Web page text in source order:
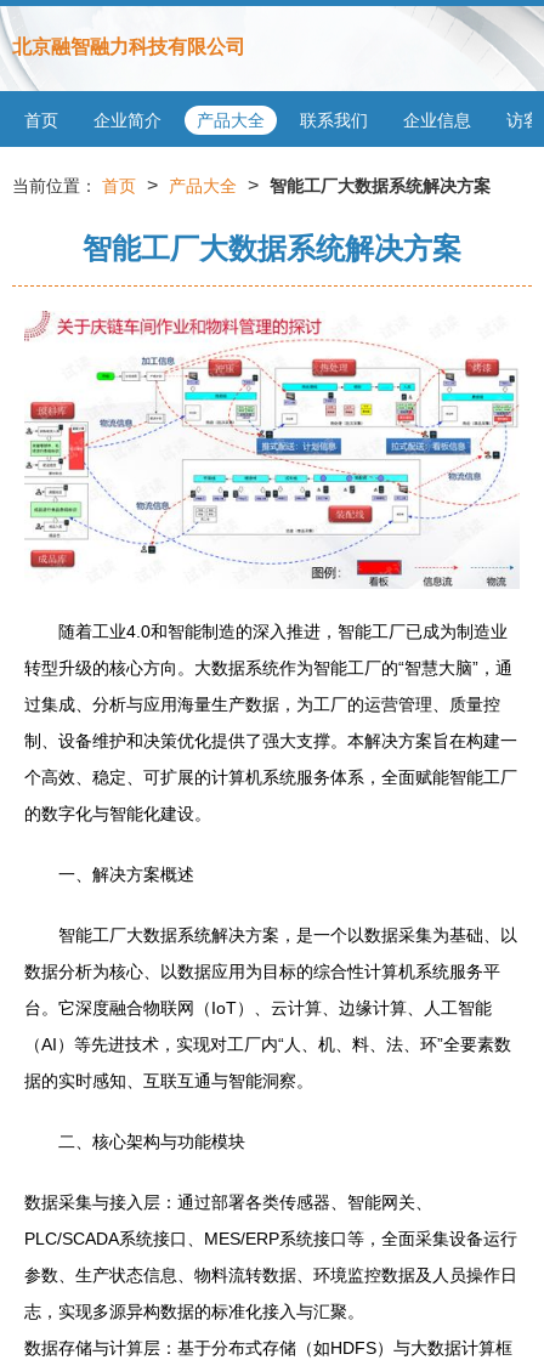
北京融智融力科技有限公司
首页 企业简介 产品大全 联系我们 企业信息 访客
当前位置： 首页 > 产品大全 > 智能工厂大数据系统解决方案
智能工厂大数据系统解决方案
随着工业4.0和智能制造的深入推进，智能工厂已成为制造业
转型升级的核心方向。大数据系统作为智能工厂的“智慧大脑”，通
过集成、分析与应用海量生产数据，为工厂的运营管理、质量控
制、设备维护和决策优化提供了强大支撑。本解决方案旨在构建一
个高效、稳定、可扩展的计算机系统服务体系，全面赋能智能工厂
的数字化与智能化建设。
一、解决方案概述
智能工厂大数据系统解决方案，是一个以数据采集为基础、以
数据分析为核心、以数据应用为目标的综合性计算机系统服务平
台。它深度融合物联网（IoT）、云计算、边缘计算、人工智能
（AI）等先进技术，实现对工厂内“人、机、料、法、环”全要素数
据的实时感知、互联互通与智能洞察。
二、核心架构与功能模块
数据采集与接入层：通过部署各类传感器、智能网关、
PLC/SCADA系统接口、MES/ERP系统接口等，全面采集设备运行
参数、生产状态信息、物料流转数据、环境监控数据及人员操作日
志，实现多源异构数据的标准化接入与汇聚。
数据存储与计算层：基于分布式存储（如HDFS）与大数据计算框